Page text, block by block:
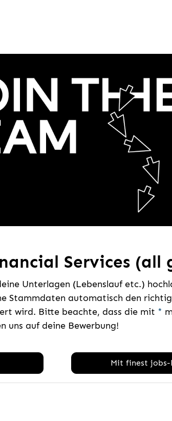
Services (all
Unterlagen (Lebenslauf etc.)
Stammdaten automatisch den
wird. Bitte beachte, dass die mit *
uns auf deine Bewerbung!
Mit finest